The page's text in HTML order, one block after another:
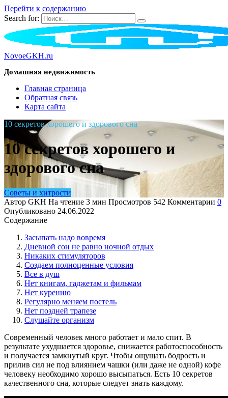
Перейти к содержанию
Search for:
NovoeGKH.ru
Домашняя недвижимость
Главная страница
Обратная связь
Карта сайта
10 секретов хорошего и здорового сна
10 секретов хорошего и
здорового сна
Советы и хитрости
Автор GKH На чтение 3 мин Просмотров 542 Комментарии 0
Опубликовано 24.06.2022
Содержание
Засыпать надо вовремя
Дневной сон не равно ночной отдых
Никаких стимуляторов
Создаем полноценные условия
Все в душ
Нет книгам, гаджетам и фильмам
Нет курению
Регулярно меняем постель
Нет поздней трапезе
Слушайте организм
Современный человек много работает и мало спит. В
результате ухудшается здоровье, снижается работоспособность
и получается замкнутый круг. Чтобы ощущать бодрость и
прилив сил не под влиянием чашки (или даже не одной) кофе
человеку необходимо хорошо высыпаться. Есть 10 секретов
качественного сна, которые следует знать каждому.